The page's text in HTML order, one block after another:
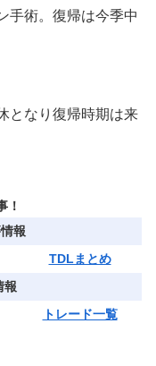
手術。復帰は今季中
となり復帰時期は来
！
報
TDLまとめ
報
トレード一覧